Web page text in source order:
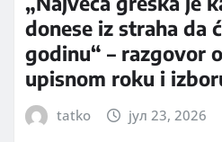
donese iz straha da
godinu“ – razgovor
upisnom roku i
tatko јул 23, 2026